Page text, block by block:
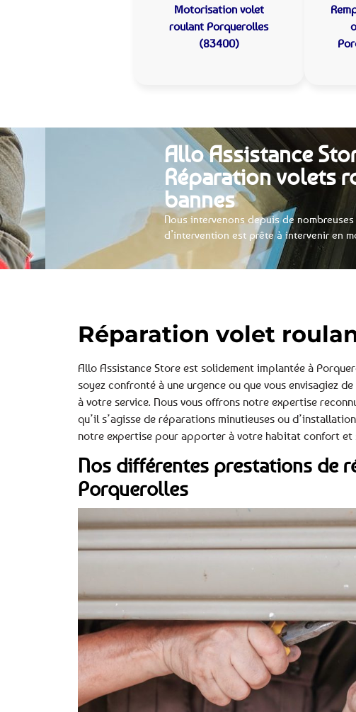
Motorisation volet
roulant Porquerolles
(83400)
Allo Assistance
Réparation volets
bannes
Nous intervenons depuis de
d’intervention est prête à intervenir en
Réparation volet
Allo Assistance Store est solidement implantée à
soyez confronté à une urgence ou que vous envisagiez
à votre service. Nous vous offrons notre expertise
qu’il s’agisse de réparations minutieuses ou
notre expertise pour apporter à votre habitat confort et
Nos différentes prestations de
Porquerolles